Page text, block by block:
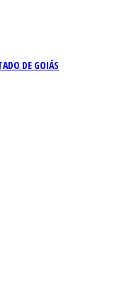
DE GOIÁS